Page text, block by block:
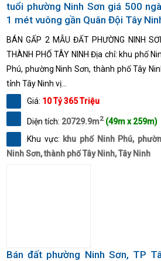
tuổi phường Ninh Sơn giá 500
1 mét vuông gần Quân Đội Tây
BÁN GẤP 2 MẪU ĐẤT PHƯỜNG NINH
THÀNH PHỐ TÂY NINH Địa chỉ: khu phố
Phú, phường Ninh Sơn, thành phố Tây
tỉnh Tây Ninh vị...
Giá: 10 Tỷ 365 Triệu
Diện tích: 20729.9m2 (49m x 259m)
Khu vực: khu phố Ninh Phú,
Ninh Sơn, thành phố Tây Ninh, Tây Ninh
Bán đất phường Ninh Sơn, TP